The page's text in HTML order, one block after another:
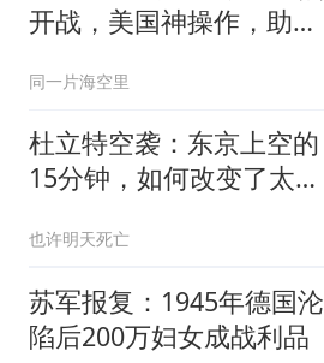
开战，美国神操作，助两
同一片海空里
杜立特空袭：东京上空的
15分钟，如何改变了太平
也许明天死亡
苏军报复：1945年德国沦
陷后200万妇女成战利品